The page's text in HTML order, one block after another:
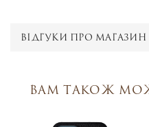
ВІДГУКИ ПРО МАГАЗИН
Вам також